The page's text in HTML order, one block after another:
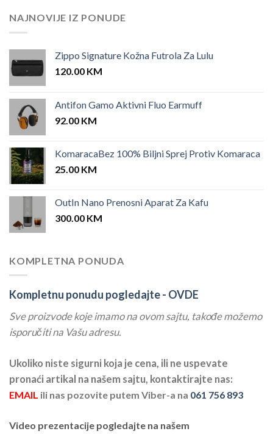
25.00 KM.
NAJNOVIJE IZ PONUDE
Zippo Signature Kožna Futrola Za Lulu
120.00 KM
Antifon Gamo Aktivni Fluo Earmuff
92.00 KM
KomaracaBez 100% Biljni Sprej Protiv Komaraca
25.00 KM
OutIn Nano Prenosni Aparat Za Kafu
300.00 KM
KOMPLETNA PONUDA
Kompletnu ponudu pogledajte - OVDE
Sve proizvode koje imamo na ovom sajtu, takođe možemo
isporučiti na Vašu adresu.
Ukoliko niste sigurni koja je cena, ili ne uspevate
pronaći artikal na našem sajtu, kontaktirajte nas:
EMAIL ili nas pozovite putem Viber-a na 061 756 893
Video prezentacije pogledajte na našem